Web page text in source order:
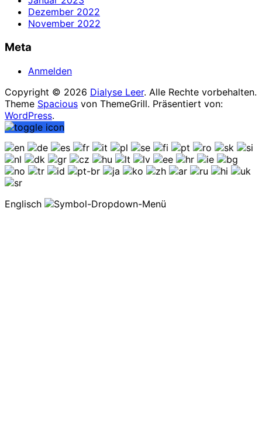
Dezember 2022
November 2022
Meta
Anmelden
Copyright © 2026 Dialyse Leer. Alle Rechte vorbehalten.
Theme Spacious von ThemeGrill. Präsentiert von:
WordPress.
Englisch